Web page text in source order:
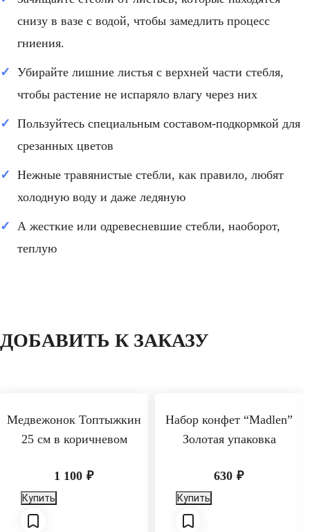
снизу в вазе с водой, чтобы замедлить процесс
гниения.
Убирайте лишние листья с верхней части стебля,
чтобы растение не испаряло влагу через них
Пользуйтесь специальным составом-подкормкой для
срезанных цветов
Нежные травянистые стебли, как правило, любят
холодную воду и даже ледяную
А жесткие или одревесневшие стебли, наоборот,
теплую
ДОБАВИТЬ К ЗАКАЗУ
Медвежонок Топтыжкин
25 см в коричневом
1 100 ₽
Купить
Набор конфет “Madlen”
Золотая упаковка
630 ₽
Купить